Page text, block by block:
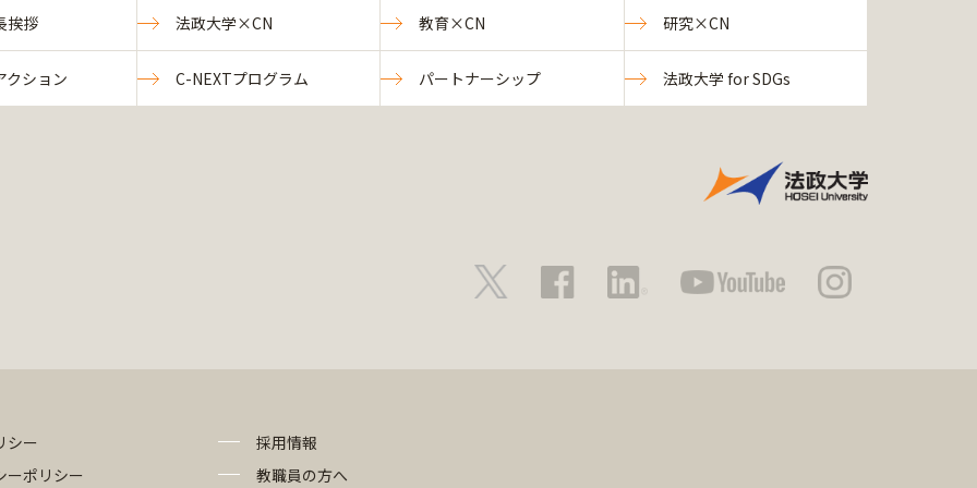
挨拶 法政大学×CN 教育×CN 研究×CN
クション C-NEXTプログラム パートナーシップ 法政大学 for SDGs
シー
ーポリシー
採用情報
教職員の方へ